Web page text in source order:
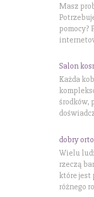
Masz
pomocy?
Salon
Każda
środków,
dobry
Wielu
rzeczą
które jest
różnego